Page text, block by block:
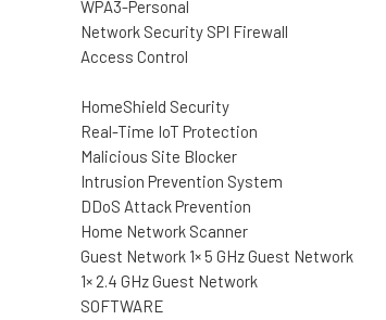
WPA3-Personal
Network Security SPI Firewall
Access Control
HomeShield Security
Real-Time IoT Protection
Malicious Site Blocker
Intrusion Prevention System
DDoS Attack Prevention
Home Network Scanner
Guest Network 1× 5 GHz Guest Network
1× 2.4 GHz Guest Network
SOFTWARE